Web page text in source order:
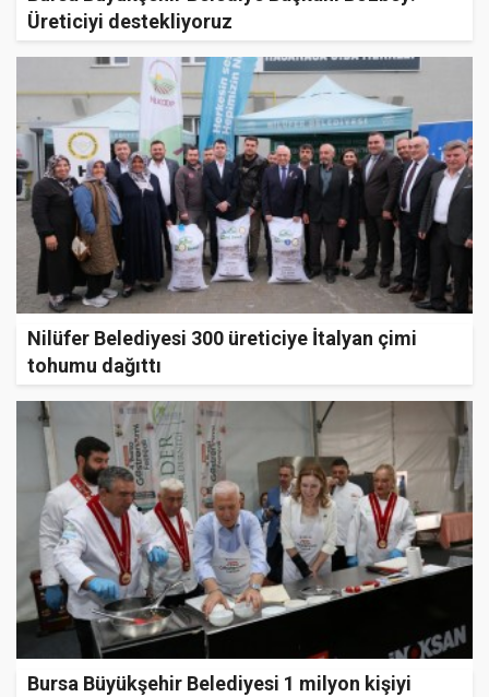
Üreticiyi destekliyoruz
Nilüfer Belediyesi 300 üreticiye İtalyan çimi
tohumu dağıttı
Bursa Büyükşehir Belediyesi 1 milyon kişiyi